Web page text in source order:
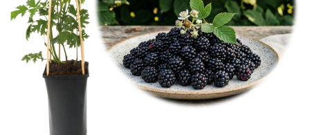
Bulbi de Echinacea
Bulbi de Frezie
Bulbi de Fritillaria
Bulbi de Gaillardia (Kokarda)
Bulbi de Gladiole
Bulbi de Irisi - Stanjenel
Bulbi de Lalele
Păr - Pyrus communis
Smochini - Ficus carica
Viță de Vie - Vitis
Zmeur - Rubus